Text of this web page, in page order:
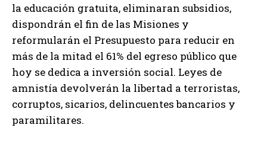
la educación gratuita, eliminaran subsidios,
dispondrán el fin de las Misiones y
reformularán el Presupuesto para reducir en
más de la mitad el 61% del egreso público que
hoy se dedica a inversión social. Leyes de
amnistía devolverán la libertad a terroristas,
corruptos, sicarios, delincuentes bancarios y
paramilitares.